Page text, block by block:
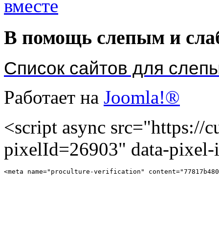
В помощь слепым и
Список сайтов для
Работает на Joomla!®
<script async src="https://
pixelId=26903" data-
<meta name="proculture-verification"